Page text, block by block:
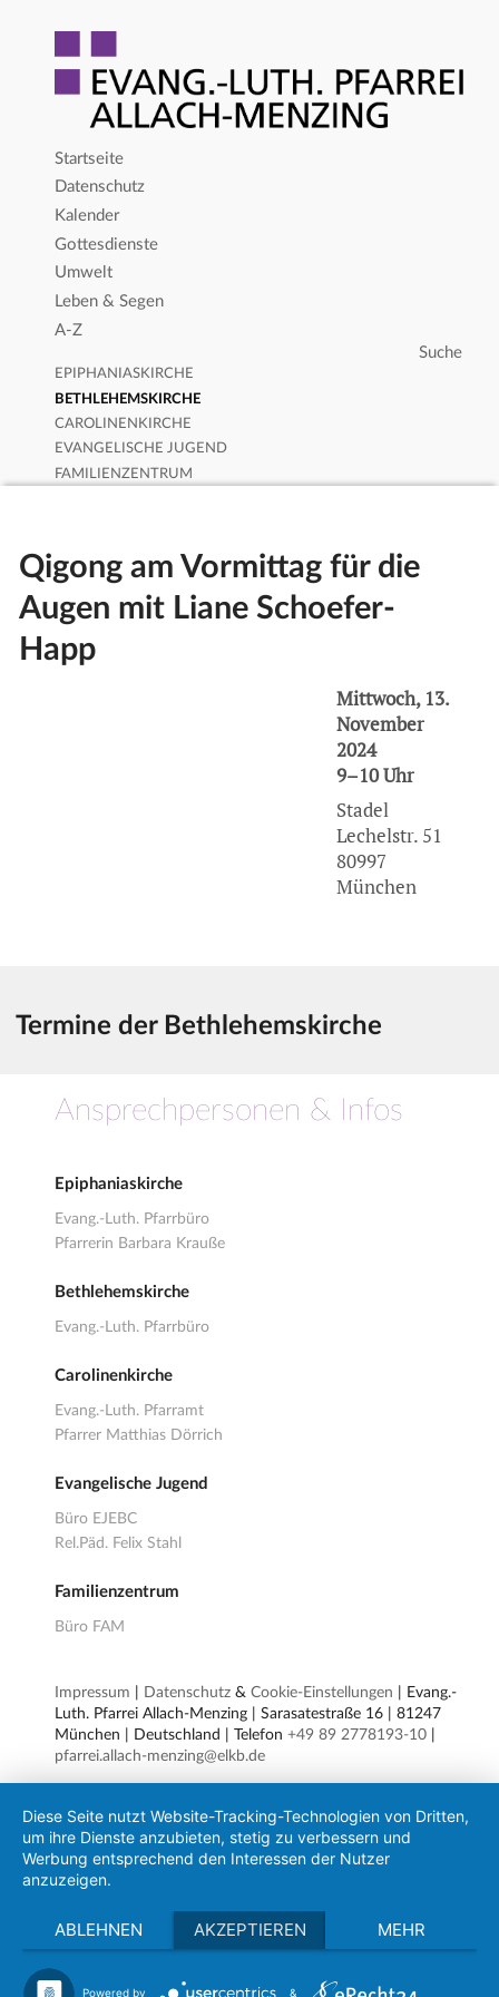
Startseite
Datenschutz
Kalender
Gottesdienste
Umwelt
Leben & Segen
A-Z
EPIPHANIASKIRCHE
BETHLEHEMSKIRCHE
CAROLINENKIRCHE
EVANGELISCHE JUGEND
FAMILIENZENTRUM
Qigong am Vormittag für die
Augen mit Liane Schoefer-
Happ
Mittwoch, 13.
November
2024
9–10 Uhr
Stadel
Lechelstr. 51
80997
München
Termine der Bethlehemskirche
Ansprechpersonen & Infos
Epiphaniaskirche
Evang.-Luth. Pfarrbüro
Pfarrerin Barbara Krauße
Bethlehemskirche
Evang.-Luth. Pfarrbüro
Carolinenkirche
Evang.-Luth. Pfarramt
Pfarrer Matthias Dörrich
Evangelische Jugend
Büro EJEBC
Rel.Päd. Felix Stahl
Familienzentrum
Büro FAM
Impressum Datenschutz & Cookie-Einstellungen | Evang.-
Luth. Pfarrei Allach-Menzing | Sarasatestraße 16 | 81247
München | Deutschland | Telefon +49 89 2778193-10
pfarrei.allach-menzing@elkb.de
Diese Seite nutzt Website-Tracking-Technologien von Dritten,
um ihre Dienste anzubieten, stetig zu verbessern und
Werbung entsprechend den Interessen der Nutzer
anzuzeigen.
ABLEHNEN AKZEPTIEREN MEHR
Powered by &